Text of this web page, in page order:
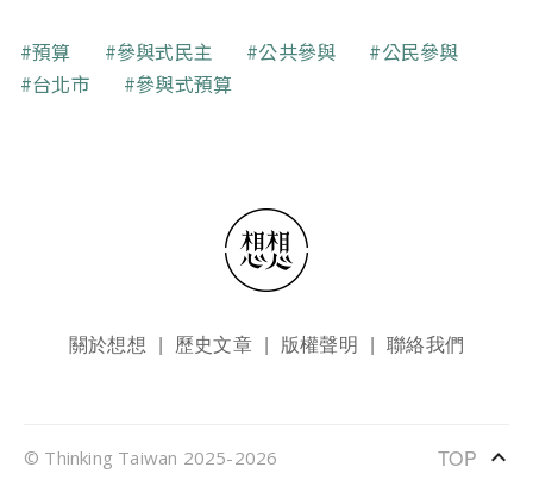
關鍵字
預算 參與式民主 公共參與
公民參與
台北市
參與式預算
頁尾選單關於想想 歷史文章 版權聲明 聯絡我們
© Thinking Taiwan 2025-2026 TOP keyboard_arrow_up